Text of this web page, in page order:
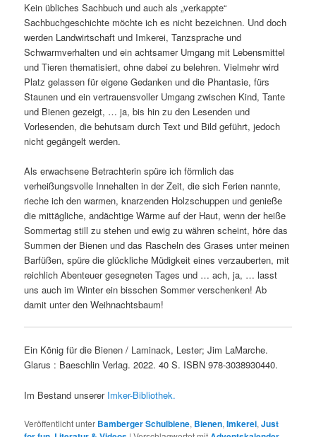
Kein übliches Sachbuch und auch als „verkappte“
Sachbuchgeschichte möchte ich es nicht bezeichnen. Und doch
werden Landwirtschaft und Imkerei, Tanzsprache und
Schwarmverhalten und ein achtsamer Umgang mit Lebensmittel
und Tieren thematisiert, ohne dabei zu belehren. Vielmehr wird
Platz gelassen für eigene Gedanken und die Phantasie, fürs
Staunen und ein vertrauensvoller Umgang zwischen Kind, Tante
und Bienen gezeigt, … ja, bis hin zu den Lesenden und
Vorlesenden, die behutsam durch Text und Bild geführt, jedoch
nicht gegängelt werden.
Als erwachsene Betrachterin spüre ich förmlich das
verheißungsvolle Innehalten in der Zeit, die sich Ferien nannte,
rieche ich den warmen, knarzenden Holzschuppen und genieße
die mittägliche, andächtige Wärme auf der Haut, wenn der heiße
Sommertag still zu stehen und ewig zu währen scheint, höre das
Summen der Bienen und das Rascheln des Grases unter meinen
Barfüßen, spüre die glückliche Müdigkeit eines verzauberten, mit
reichlich Abenteuer gesegneten Tages und … ach, ja, … lasst
uns auch im Winter ein bisschen Sommer verschenken! Ab
damit unter den Weihnachtsbaum!
Ein König für die Bienen / Laminack, Lester; Jim LaMarche.
Glarus : Baeschlin Verlag.2022. 40 S. ISBN978-3038930440.
Im Bestand unserer Imker-Bibliothek.
Veröffentlicht unter Bamberger Schulbiene, Bienen,Imkerei,Just